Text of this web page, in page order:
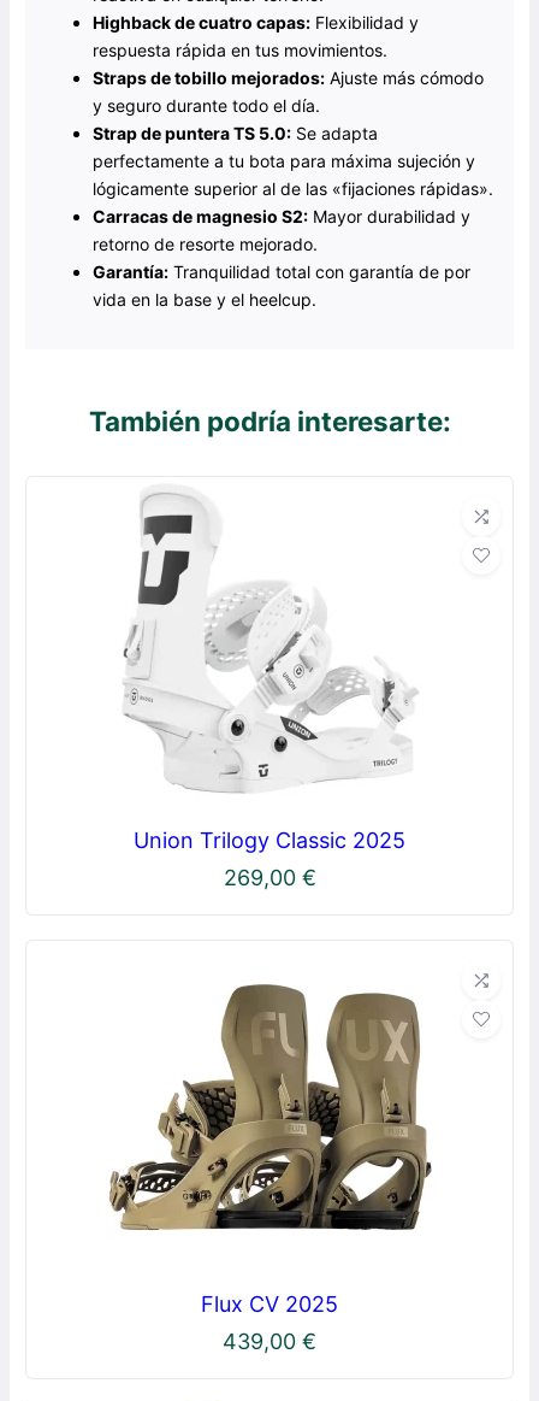
Highback de cuatro capas: Flexibilidad y
respuesta rápida en tus movimientos.
Straps de tobillo mejorados: Ajuste más cómodo
y seguro durante todo el día.
Strap de puntera TS 5.0: Se adapta
perfectamente a tu bota para máxima sujeción y
lógicamente superior al de las «fijaciones rápidas».
Carracas de magnesio S2: Mayor durabilidad y
retorno de resorte mejorado.
Garantía: Tranquilidad total con garantía de por
vida en la base y el heelcup.
También podría interesarte:
Union Trilogy Classic 2025
269,00 €
Flux CV 2025
439,00 €